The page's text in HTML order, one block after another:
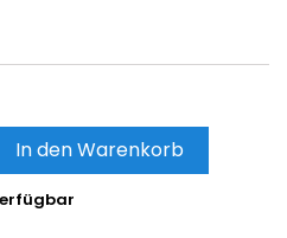
In den Warenkorb